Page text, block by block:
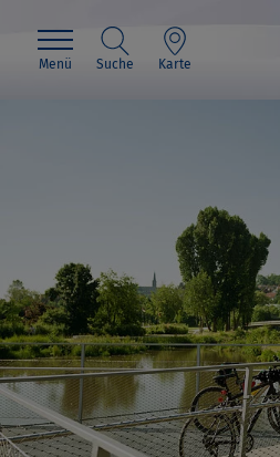
Menü Suche Karte